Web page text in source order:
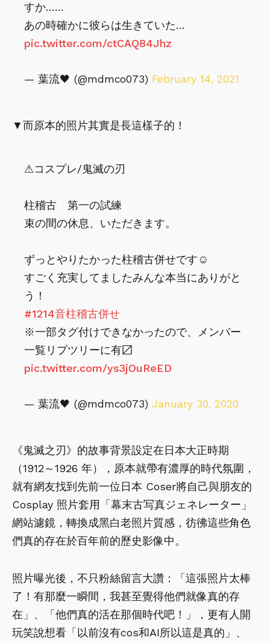
すか……
あの時確かに彼らは生きていた…
pic.twitter.com/ctCAQ84Jhz
— 葉流🖤 (@mdmco073) February 14, 2021
▼而原本的照片其實是長這樣子的！
⚠︎コスプレ/鬼滅の刃
柱稽古 第一の試練
束の間の休息、いただきます。
ずっとやりたかった柱稽古併せです☺️
すごく充実してましたみんな本当にありがと
う！
#1214音柱稽古併せ
※一部タグ付けできなかったので、メンバー
一覧リプツリーに有〼
pic.twitter.com/ys3jOuReED
— 葉流🖤 (@mdmco073) January 30, 2020
《鬼滅之刃》的故事背景設定在日本大正時期
（1912～1926 年），原本就帶有濃厚的時代氛圍，
就有網友找到先前一位日本 Coser將自己與朋友的
Cosplay 照片套用「幕末古写真ジェネレーター」
網站濾鏡，轉換成黑白老照片質感，彷彿這些角色
們真的存在於百年前的歷史影像中。
照片曝光後，不只粉絲留言大讚：「這張照片太棒
了！有那麼一瞬間，我甚至覺得他們就像真的存
在」、「他們真的活在那個時代吧！」，更有人開
玩笑說想看「以前沒有cos和AI所以這是真的」、